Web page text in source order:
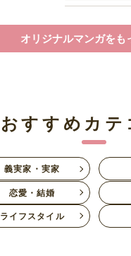
オリジナルマンガをも
おすすめカテ
義実家・実家
恋愛・結婚
ライフスタイル